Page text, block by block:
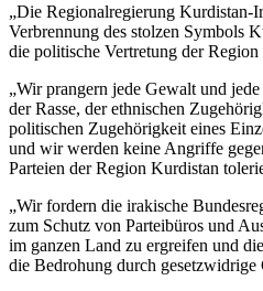
„Die Regionalregierung Kurdistan-
Verbrennung des stolzen Symbols
die politische Vertretung der
„Wir prangern jede Gewalt und
der Rasse, der ethnischen
politischen Zugehörigkeit eines
und wir werden keine Angriffe
Parteien der Region Kurdistan
„Wir fordern die irakische
zum Schutz von Parteibüros und
im ganzen Land zu ergreifen und
die Bedrohung durch gesetzwidrige